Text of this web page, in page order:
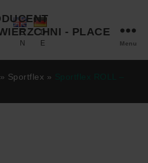
E
N
D
E
Menu
» Sportflex »